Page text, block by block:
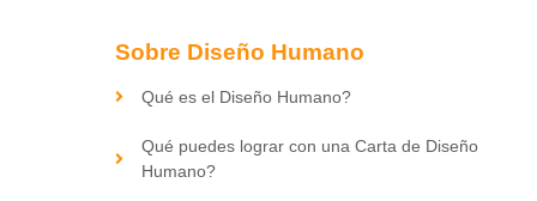
Sobre Diseño Humano
Qué es el Diseño Humano?
Qué puedes lograr con una Carta de Diseño
Humano?